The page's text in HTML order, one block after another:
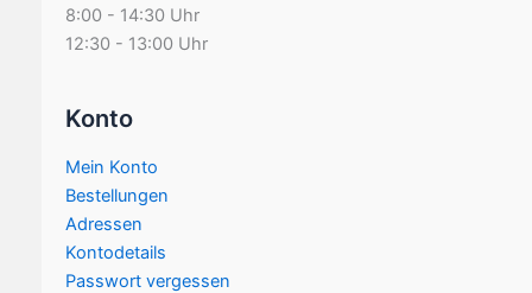
8:00 - 14:30 Uhr
12:30 - 13:00 Uhr
Konto
Mein Konto
Bestellungen
Adressen
Kontodetails
Passwort vergessen